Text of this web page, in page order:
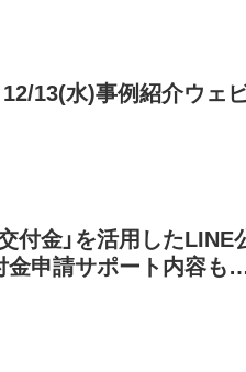
13(水)事例紹介ウェ
交付金」を活用したLINE
申請サポート内容も